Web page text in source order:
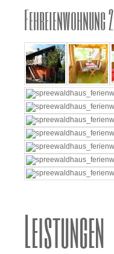
Fehreienwohnung 2
Leistungen